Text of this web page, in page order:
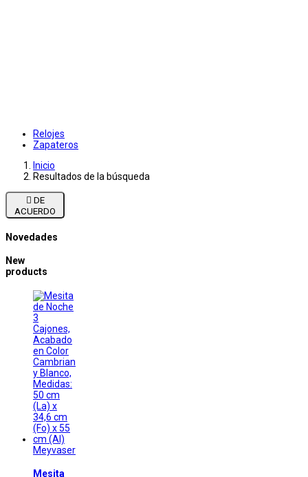
Relojes
Zapateros
Inicio
Resultados de la búsqueda

ACUERDO
Novedades
New
products
Meyvaser
Mesita